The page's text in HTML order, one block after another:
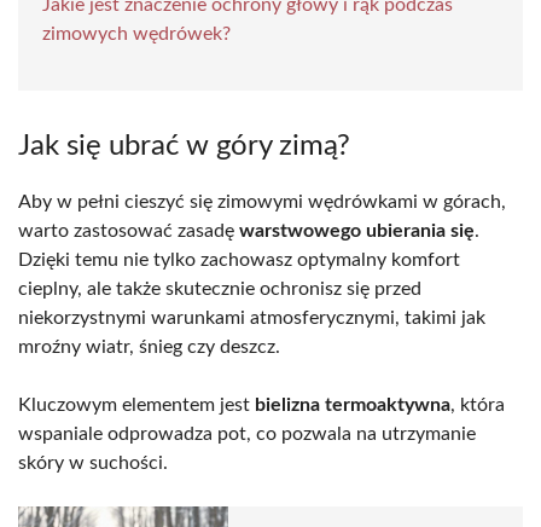
Jakie jest znaczenie ochrony głowy i rąk podczas
zimowych wędrówek?
Jak się ubrać w góry zimą?
Aby w pełni cieszyć się zimowymi wędrówkami w górach,
warto zastosować zasadę warstwowego ubierania się.
Dzięki temu nie tylko zachowasz optymalny komfort
cieplny, ale także skutecznie ochronisz się przed
niekorzystnymi warunkami atmosferycznymi, takimi jak
mroźny wiatr, śnieg czy deszcz.
Kluczowym elementem jest bielizna termoaktywna, która
wspaniale odprowadza pot, co pozwala na utrzymanie
skóry w suchości.